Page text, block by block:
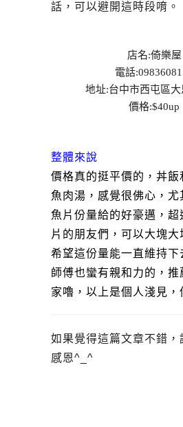
話，可以避開這時段唷。
店名:倚樂屋
電話
地址:台中市西屯區
價格:$40up
整體來說
價格真的挺平價的，丼飯
魚肉湯，感覺很佛心，尤
魚片份量給的好豪邁，超
片的朋友們，可以大塊大
希望這份量能一直維持下
師傅也蠻有親和力的，推
家嚕，以上是個人淺見，
如果覺得這篇文章不錯，
感恩^_^